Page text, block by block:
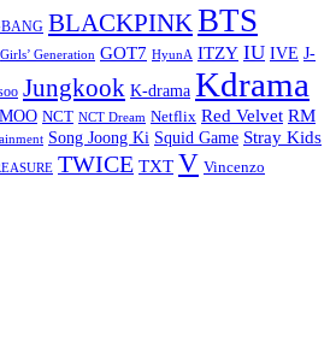
BLACKPINKBTS
Girls’ Generation GOT7 HyunA ITZY IU IVE J-
Jungkook K-drama Kdrama
NCT NCT Dream Netflix Red Velvet RM
Song Joong Ki Squid Game Stray Kids
TWICE TXT V Vincenzo